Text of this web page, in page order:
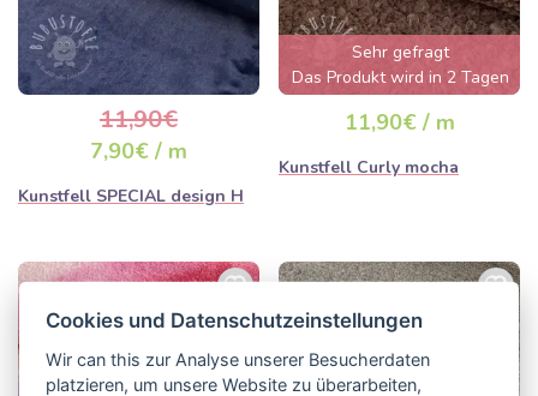
11,90€
7,90€ / m
Kunstfell SPECIAL design H
Sehr gefragt
Das Produkt wird in 2 Tagen
ausverkauft sein
11,90€ / m
Kunstfell Curly mocha
Cookies und Datenschutzeinstellungen
Wir can this zur Analyse unserer Besucherdaten
platzieren, um unsere Website zu überarbeiten,